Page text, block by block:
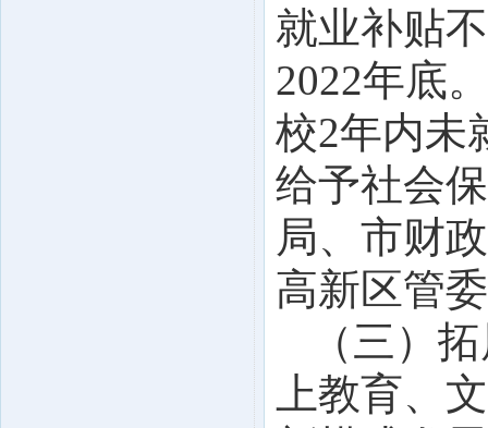
就业补贴
2022年底
校2年内未
给予社会
局、市财
高新区管
（三）
上教育、